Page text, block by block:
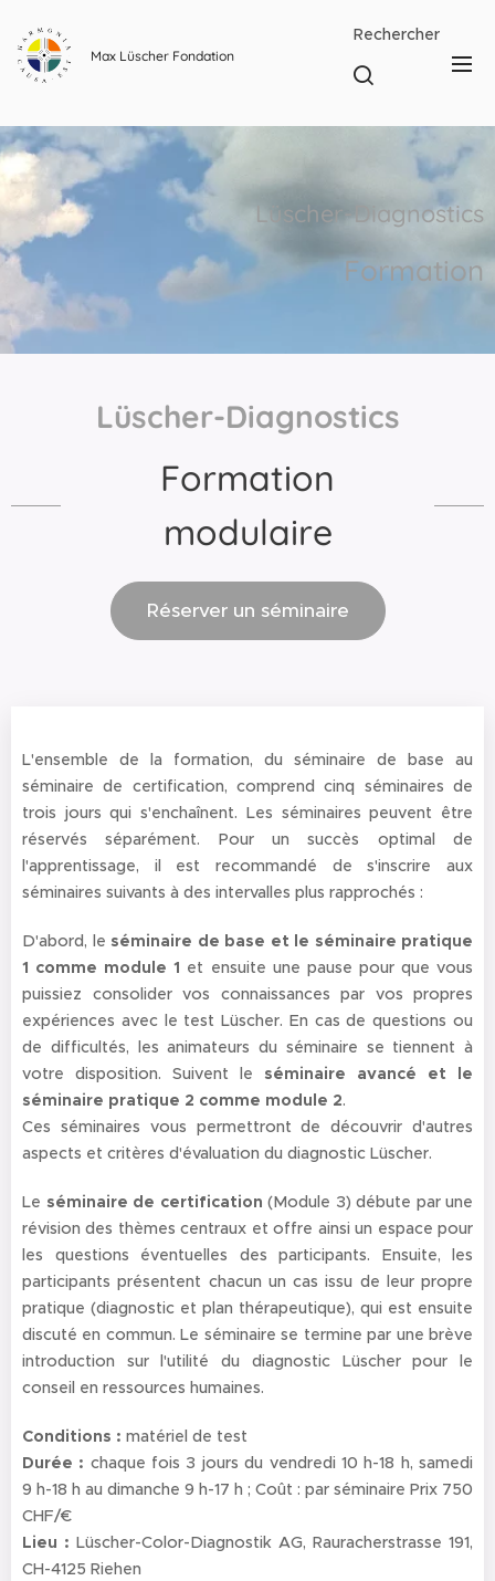
Max Lüscher Fondation
Rechercher
Lüscher-Diagnostics
Formation
Lüscher-Diagnostics
Formation
modulaire
Réserver un séminaire
L'ensemble de la formation, du séminaire de base au
séminaire de certification, comprend cinq séminaires de
trois jours qui s'enchaînent. Les séminaires peuvent être
réservés séparément. Pour un succès optimal de
l'apprentissage, il est recommandé de s'inscrire aux
séminaires suivants à des intervalles plus rapprochés :
D'abord, le séminaire de base et le séminaire pratique
1 comme module 1 et ensuite une pause pour que vous
puissiez consolider vos connaissances par vos propres
expériences avec le test Lüscher. En cas de questions ou
de difficultés, les animateurs du séminaire se tiennent à
votre disposition. Suivent le séminaire avancé et le
séminaire pratique 2 comme module 2.
Ces séminaires vous permettront de découvrir d'autres
aspects et critères d'évaluation du diagnostic Lüscher.
Le séminaire de certification (Module 3) débute par une
révision des thèmes centraux et offre ainsi un espace pour
les questions éventuelles des participants. Ensuite, les
participants présentent chacun un cas issu de leur propre
pratique (diagnostic et plan thérapeutique), qui est ensuite
discuté en commun. Le séminaire se termine par une brève
introduction sur l'utilité du diagnostic Lüscher pour le
conseil en ressources humaines.
Conditions : matériel de test
Durée : chaque fois 3 jours du vendredi 10 h-18 h, samedi
9 h-18 h au dimanche 9 h-17 h ; Coût : par séminaire Prix 750
CHF/€
Lieu : Lüscher-Color-Diagnostik AG, Rauracherstrasse 191,
CH-4125 Riehen